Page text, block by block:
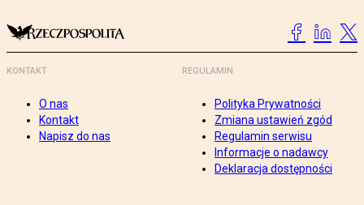
KONTAKT
O nas
Kontakt
Napisz do nas
REGULAMIN
Polityka Prywatności
Zmiana ustawień zgód
Regulamin serwisu
Informacje o nadawcy
Deklaracja dostępności